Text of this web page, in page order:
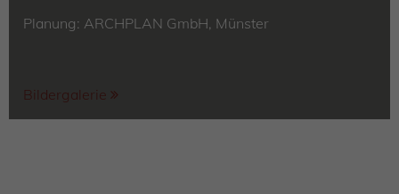
Planung: ARCHPLAN GmbH, Münster
Bildergalerie